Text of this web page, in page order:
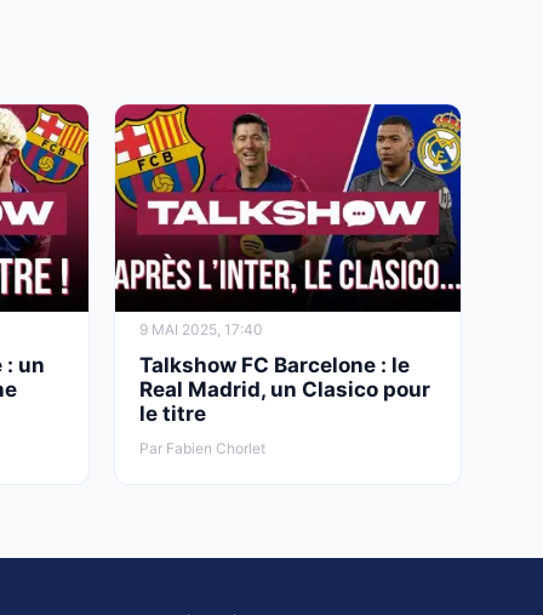
: un
9 MAI 2025, 17:40
Talkshow FC Barcelone : le
Real Madrid, un Clasico pour
le titre
Par Fabien Chorlet